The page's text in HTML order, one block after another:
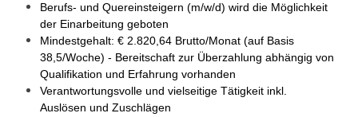
Berufs- und Quereinsteigern (m/w/d) wird die Möglichkeit
der Einarbeitung geboten
Mindestgehalt: € 2.820,64 Brutto/Monat (auf Basis
38,5/Woche) - Bereitschaft zur Überzahlung abhängig von
Qualifikation und Erfahrung vorhanden
Verantwortungsvolle und vielseitige Tätigkeit inkl.
Auslösen und Zuschlägen